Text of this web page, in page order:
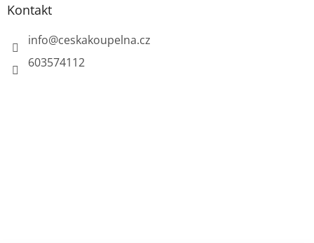
Kontakt
info@ceskakoupelna.cz
603574112